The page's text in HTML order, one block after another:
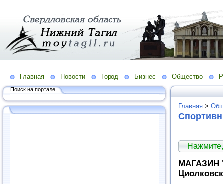
Главная Новости Город Бизнес Общество
Поиск на портале...
Главная >
МАГАЗИН